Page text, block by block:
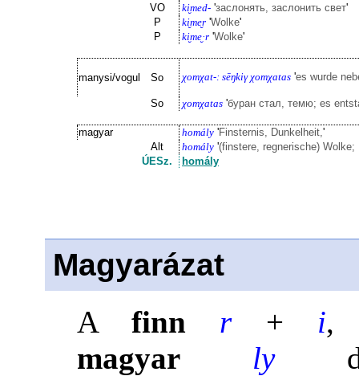
VO
ki̮med- 'заслонять, заслонить свет'
P
ki̮me̮r 'Wolke'
P
ki̮me̮·r 'Wolke'
manysi/vogul So χomχat-: sēŋkiγ χomχatas 'es wurde
So χomχatas 'буран стал, темю; es
magyar homály 'Finsternis, Dunkelheit,'
Alt
homály '(finstere, regnerische) Wolke;
ÚESz.
homály
Magyarázat
Afinn r + i
magyar
ly